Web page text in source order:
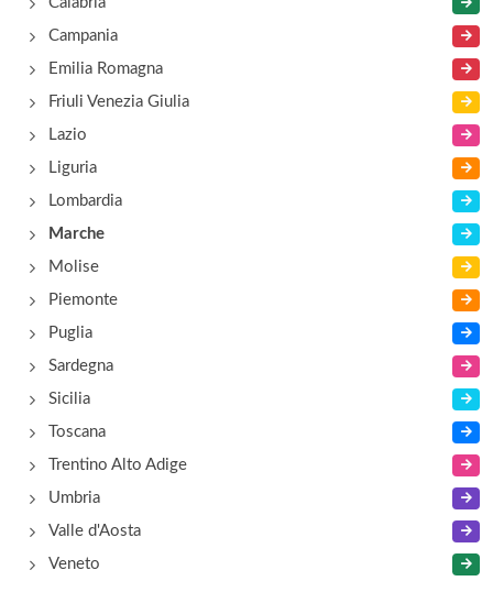
Campania
Emilia Romagna
Friuli Venezia Giulia
Lazio
Liguria
Lombardia
Marche
Molise
Piemonte
Puglia
Sardegna
Sicilia
Toscana
Trentino Alto Adige
Umbria
Valle d'Aosta
Veneto